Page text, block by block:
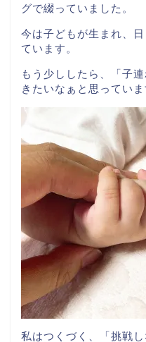
グで綴っていました。
今は子どもが生まれ、
ています。
もう少ししたら、「子
きたいなぁと思っていま
私はつくづく、「挑戦